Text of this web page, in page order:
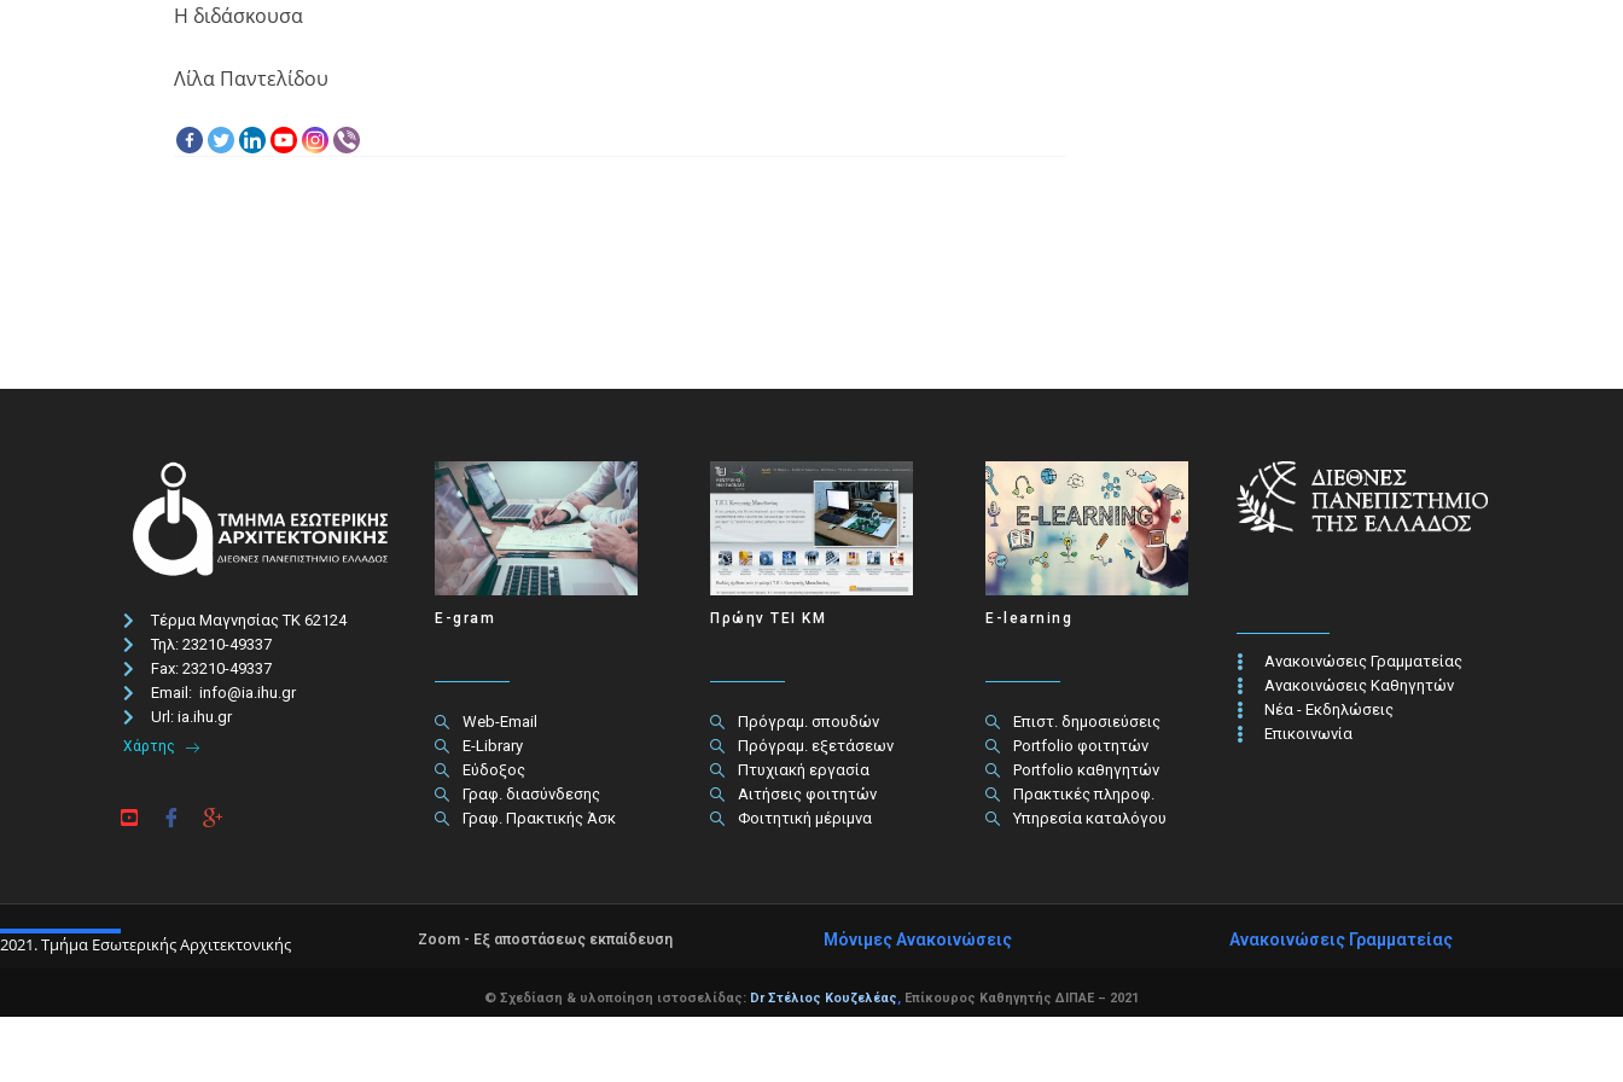
Η διδάσκουσα
Λίλα Παντελίδου
Τέρμα Μαγνησίας ΤΚ 62124
Τηλ: 23210-49337​
Fax: 23210-49337
Email: info@ia.ihu.gr
Url: ia.ihu.gr
Χάρτης
E-gram
Web-Email
E-Library
Εύδοξος
Γραφ. διασύνδεσης
Γραφ. Πρακτικής Άσκ
Πρώην ΤΕΙ ΚΜ
Πρόγραμ. σπουδών
Πρόγραμ. εξετάσεων
Πτυχιακή εργασία
Αιτήσεις φοιτητών
Φοιτητική μέριμνα
E-learning
Επιστ. δημοσιεύσεις
Portfolio φοιτητών
Portfolio καθηγητών
Πρακτικές πληροφ.​
Υπηρεσία καταλόγου
Ανακοινώσεις Γραμματείας
Ανακοινώσεις Καθηγητών
Νέα - Εκδηλώσεις
Επικοινωνία
2021. Τμήμα Εσωτερικής Αρχιτεκτονικής Zoom - Εξ αποστάσεως εκπαίδευση Μόνιμες Ανακοινώσεις Ανακοινώσεις Γραμματείας
© Σχεδίαση & υλοποίηση ιστοσελίδας: Dr Στέλιος Κουζελέας Επίκουρος Καθηγητής ΔΙΠΑΕ – 2021